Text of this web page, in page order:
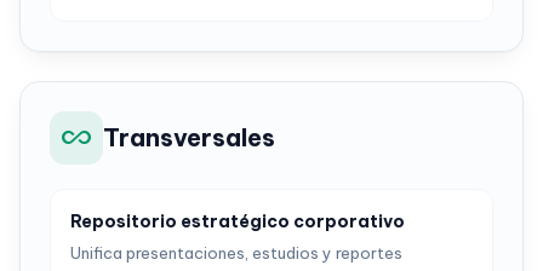
all_inclusive Transversales
Repositorio estratégico corporativo
Unifica presentaciones, estudios y reportes